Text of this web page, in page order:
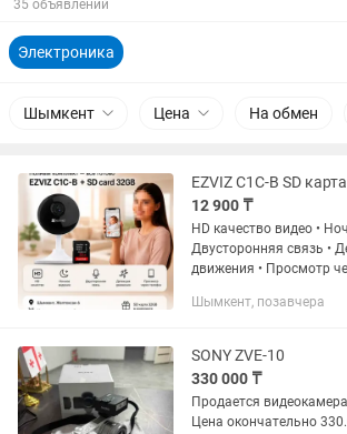
35 объявлений
Электроника
Шымкент Цена На обмен
12 900 ₸
HD качество видео •
Двусторонняя связь •
движения • Просмотр
офиса, магазина и
Шымкент, позавчера
SONY ZVE-10
330 000 ₸
Продается
Цена окончательно 330.000тг